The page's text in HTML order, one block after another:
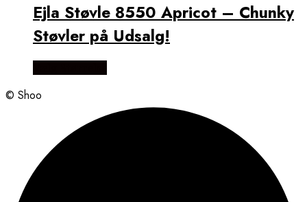
Ejla Støvle 8550 Apricot – Chunky
Støvler på Udsalg!
© Shoo